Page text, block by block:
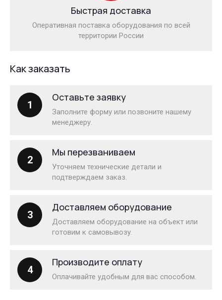
Быстрая доставка
Оперативная поставка оборудования по всей
территории России
Как заказать
1
Оставьте заявку
Заполните форму или позвоните нашему
менеджеру.
2
Мы перезваниваем
Уточняем технические детали и
подтверждаем заказ.
3
Доставляем оборудование
Доставляем оборудование на объект или
готовим к самовывозу.
4
Производите оплату
Оплачивайте удобным для вас способом.